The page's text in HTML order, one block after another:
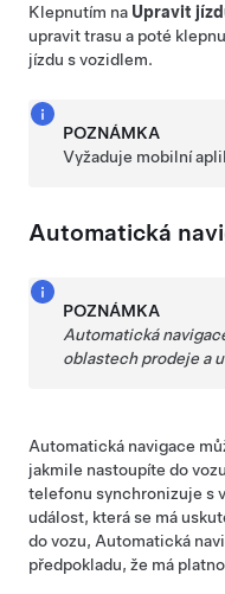
Klepnutím na Upravit
upravit trasu a poté
jízdu s vozidlem.
POZNÁMKA
Vyžaduje mobilní
Automatická
POZNÁMKA
Automatická
oblastech prodeje a
Automatická navigace
jakmile nastoupíte do
telefonu synchronizuje s
událost, která se má
do vozu, Automatická
předpokladu, že má